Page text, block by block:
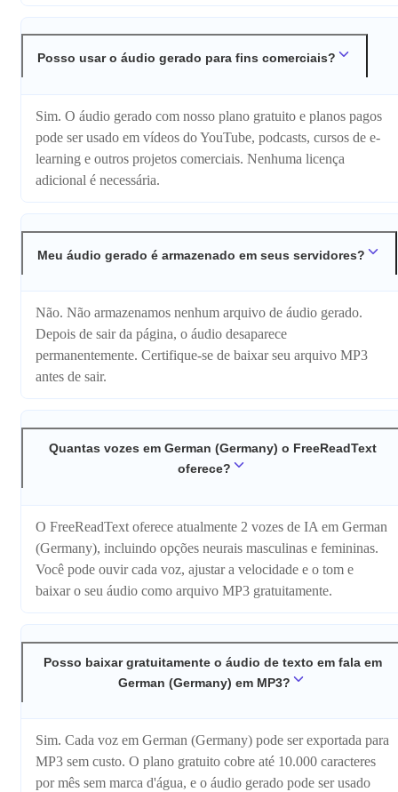
Posso usar o áudio gerado para fins comerciais?
Sim. O áudio gerado com nosso plano gratuito e planos pagos
pode ser usado em vídeos do YouTube, podcasts, cursos de e-
learning e outros projetos comerciais. Nenhuma licença
adicional é necessária.
Meu áudio gerado é armazenado em seus servidores?
Não. Não armazenamos nenhum arquivo de áudio gerado.
Depois de sair da página, o áudio desaparece
permanentemente. Certifique-se de baixar seu arquivo MP3
antes de sair.
Quantas vozes em German (Germany) o FreeReadText
oferece?
O FreeReadText oferece atualmente 2 vozes de IA em German
(Germany), incluindo opções neurais masculinas e femininas.
Você pode ouvir cada voz, ajustar a velocidade e o tom e
baixar o seu áudio como arquivo MP3 gratuitamente.
Posso baixar gratuitamente o áudio de texto em fala em
German (Germany) em MP3?
Sim. Cada voz em German (Germany) pode ser exportada para
MP3 sem custo. O plano gratuito cobre até 10.000 caracteres
por mês sem marca d'água, e o áudio gerado pode ser usado